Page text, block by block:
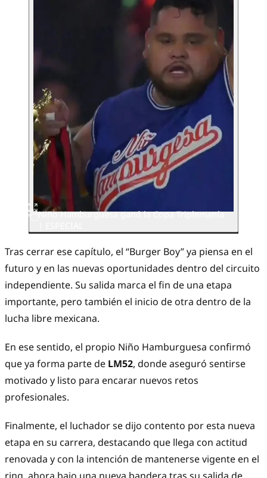
Niño Hamburguesa ganó la Copa Triplemanía
Tras cerrar ese capítulo, el “Burger Boy” ya piensa en el
futuro y en las nuevas oportunidades dentro del circuito
independiente. Su salida marca el fin de una etapa
importante, pero también el inicio de otra dentro de la
lucha libre mexicana.
En ese sentido, el propio Niño Hamburguesa confirmó
que ya forma parte de LM52, donde aseguró sentirse
motivado y listo para encarar nuevos retos
profesionales.
Finalmente, el luchador se dijo contento por esta nueva
etapa en su carrera, destacando que llega con actitud
renovada y con la intención de mantenerse vigente en el